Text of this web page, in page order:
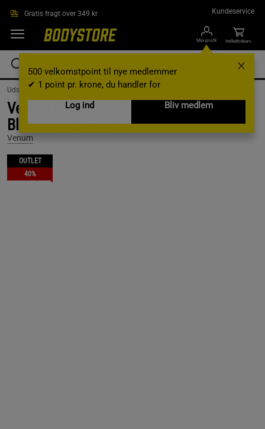
Gratis fragt over 349 kr Kundeservice
Min profil
500 velkomstpoint til nye medlemmer
✔ 1 point pr. krone, du handler for
Log ind
Bliv medlem
Indkøbskurv
Udstyr og tilbehør /Kampsport /Handsker /Boksehandsker
Venum Challenger 4.0 Boxing Gloves
Black/Bronze, 8 oz
Venum
OUTLET
40%